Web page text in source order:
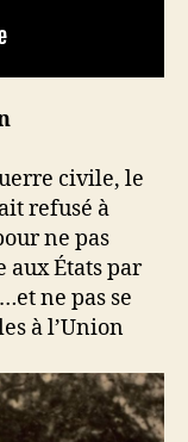
civile, le
refusé à
ne pas
États par
ne pas se
à l’Union